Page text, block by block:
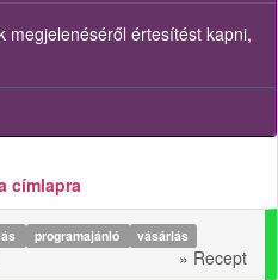
megjelenéséről értesítést kapni,
címlapra
programajánló
vásárlás
» Recept